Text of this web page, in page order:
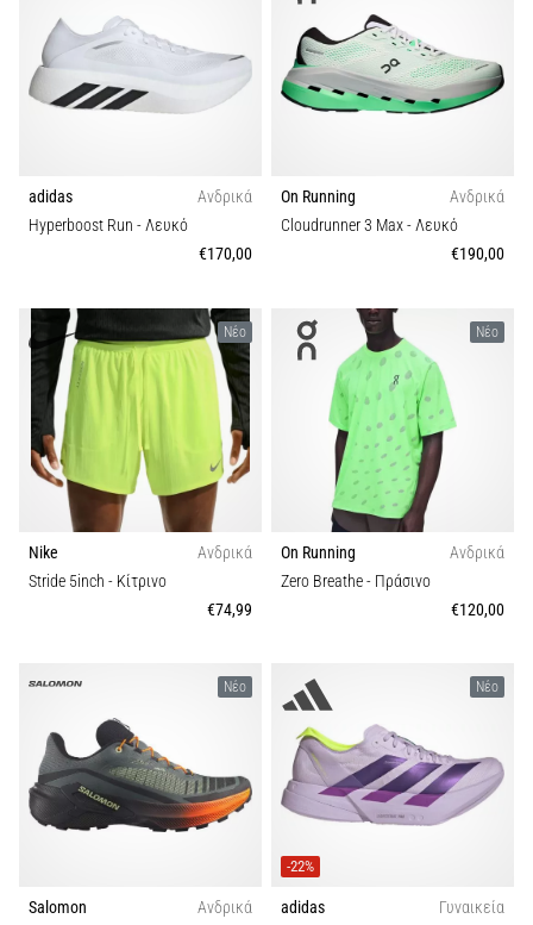
adidas
Ανδρικά
Hyperboost Run - Λευκό
€170,00
On Running
Ανδρικά
Cloudrunner 3 Max- Λευκό
€190,00
Νέο
Nike
Ανδρικά
Stride 5inch - Κίτρινο
€74,99
Νέο
On Running
Ανδρικά
Zero Breathe- Πράσινο
€120,00
Νέο
Salomon
Ανδρικά
Νέο
-22%
adidas
Γυναικεία